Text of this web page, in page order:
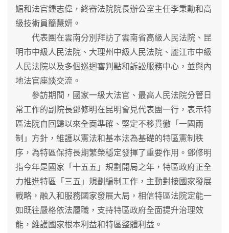
媚和法官鍾志偉，終審法院院長辦公室主任李秉勳和高
級技術員簡慧妍。
代表團在雲南分別拜訪了雲南省高級人民法院、昆
明市中級人民法院、大理州中級人民法院、麗江市中級
人民法院以及多個巡迴審判點和訴訟服務中心，並與內
地法官座談交流。
參訪期間，國家一級大法官、最高人民法院分管日
常工作的副院長鄧修明在昆明會見代表團一行，表示特
區法院自回歸以來全面準確、堅定不移貫徹「一國兩
制」方針，維護以憲法和基本法為基礎的特區憲制秩
序，為特區保持長期繁榮穩定發揮了重要作用。鄧修明
指今年是國家「十五五」規劃開局之年，特區政府正全
力推進特區「三五」規劃編制工作，主動對接國家發展
戰略，融入和服務國家發展大局，相信特區法院定能一
如既往嚴格依法履職，支持特區政府全面提升治理效
能，維護國家根本利益和特區整體利益。